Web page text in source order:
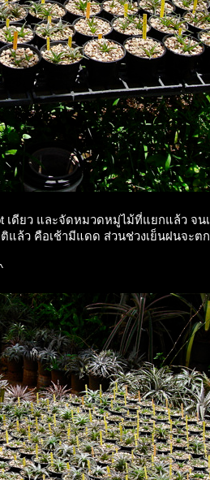
เดียว และจัดหมวดหมู่ไม้ที่แยกแล้ว จนเ
ติแล้ว คือเช้ามีแดด ส่วนช่วงเย็นฝนจะ